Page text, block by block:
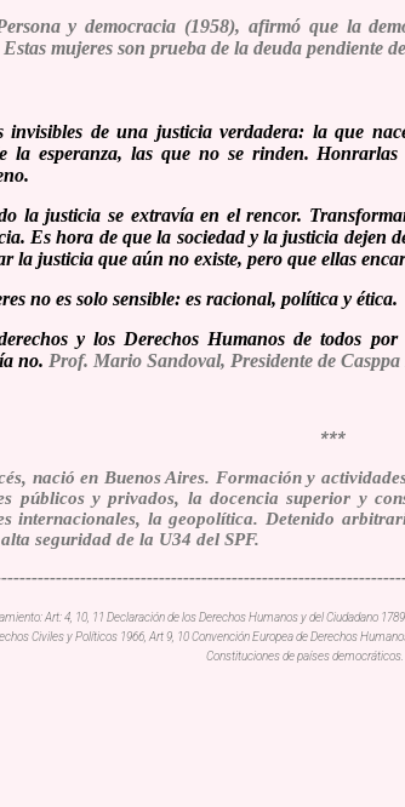
y democracia (1958), afirmó que la
mujeres son prueba de la deuda pendiente
invisibles de una justicia verdadera: la que
la esperanza, las que no se rinden.
la justicia se extravía en el rencor.
Es hora de que la sociedad y la justicia dejen
la justicia que aún no existe, pero que ellas
no es solo sensible: es racional, política y ética.
y los Derechos Humanos de todos
no. Prof. Mario Sandoval, Presidente de
***
nació en Buenos Aires. Formación y
públicos y privados, la docencia superior y
internacionales, la geopolítica. Detenido
seguridad de la U34 del SPF.
Art: 4, 10, 11 Declaración de los Derechos Humanos y del Ciudadano
Civiles y Políticos 1966, Art 9, 10 Convención Europea de Derechos
Constituciones de países democráticos.